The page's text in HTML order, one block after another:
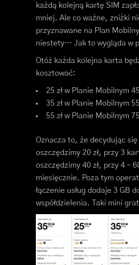
każdą kolejną kartę SIM
mniej. Ale co ważne, zniżki
przyznawane na Plan
niestety… Jak to wygląda w
Otóż każda kolejna karta
kosztować:
25 zł w Planie Mobilnym 45
35 zł w Planie Mobilnym 55
55 zł w Planie Mobilnym
Oznacza to, że decydując
oszczędzimy 20 zł, przy 3
oszczędzimy 40 zł, przy 4 –
miesięcznie. Poza tym
łączenie usług dodaje 3 GB
współdzielenia. Taki mini